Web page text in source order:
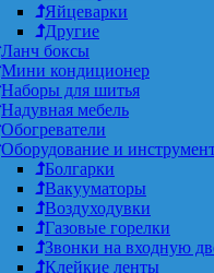
Яйцеварки
Другие
Ланч боксы
Мини кондиционер
Наборы для шитья
Надувная мебель
Обогреватели
Оборудование и
Болгарки
Вакууматоры
Воздуходувки
Газовые горелки
Звонки на входную
Клейкие ленты